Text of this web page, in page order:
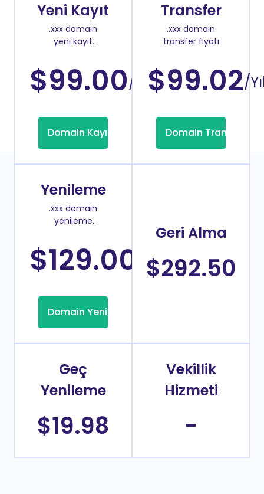
Yeni Kayıt
.xxx domain
yeni kayıt
$99.00/Yıl
Domain Kayıt
Transfer
.xxx domain
transfer fiyatı
$99.02/
Domain Transfer
Yenileme
.xxx domain
yenileme
$129.00 /Yıl
Domain Yenileme
Geri Alma
$292.50
Geç
Yenileme
$19.98
Vekillik
Hizmeti
-